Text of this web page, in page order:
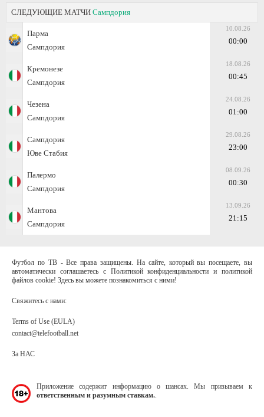
СЛЕДУЮЩИЕ МАТЧИ Сампдория
Парма
Сампдория
10.08.26
00:00
Кремонезе
Сампдория
18.08.26
00:45
Чезена
Сампдория
24.08.26
01:00
Сампдория
Юве Стабия
29.08.26
23:00
Палермо
Сампдория
08.09.26
00:30
Мантова
Сампдория
13.09.26
21:15
Футбол по ТВ - Все права защищены. На сайте, который вы посещаете, вы
автоматически соглашаетесь с Политикой конфиденциальности и политикой
файлов cookie! Здесь вы можете познакомиться с ними!
Свяжитесь с нами:
Terms of Use (EULA)
contact@telefootball.net
За НАС
Приложение содержит информацию о шансах. Мы призываем к
ответственным и разумным ставкам.